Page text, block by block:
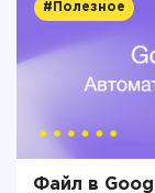
#Полезное
Файл в